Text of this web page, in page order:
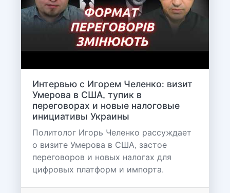
Интервью с Игорем Челенко: визит
Умерова в США, тупик в
переговорах и новые налоговые
инициативы Украины
Политолог Игорь Челенко рассуждает
о визите Умерова в США, застое
переговоров и новых налогах для
цифровых платформ и импорта.